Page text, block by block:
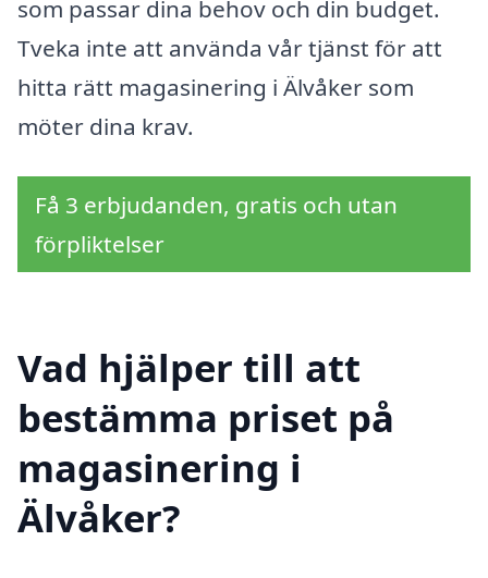
som passar dina behov och din budget.
Tveka inte att använda vår tjänst för att
hitta rätt magasinering i Älvåker som
möter dina krav.
Få 3 erbjudanden, gratis och utan
förpliktelser
Vad hjälper till att
bestämma priset på
magasinering i
Älvåker?